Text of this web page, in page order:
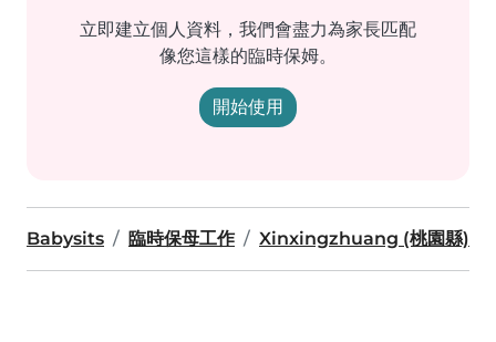
立即建立個人資料，我們會盡力為家長匹配
像您這樣的臨時保姆。
開始使用
Babysits 臨時保母工作 Xinxingzhuang (桃園縣)